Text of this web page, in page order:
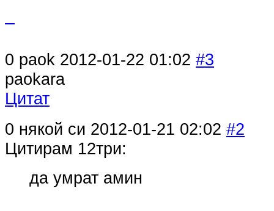
0 paok 2012-01-22 01:02 #3
paokara
Цитат
0 някой си 2012-01-21 02:02 #2
Цитирам 12три:
да умрат амин